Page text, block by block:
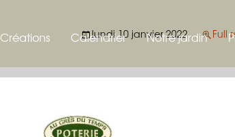
Créations
Poteries pour le jardin
Calendrier Notre jardin
lundi 10 janvier 2022 Full